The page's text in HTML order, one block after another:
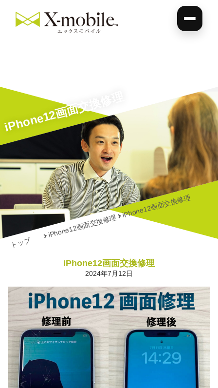
iPhone12画面交換修理
トップ
iPhone12画面交換修理
iPhone12画面交換修理
iPhone12画面交換修理
2024年7月12日